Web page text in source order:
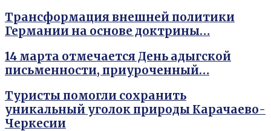
Трансформация внешней политики
Германии на основе доктрины…
14 марта отмечается День адыгской
письменности, приуроченный…
Туристы помогли сохранить
уникальный уголок природы Карачаево-
Черкесии